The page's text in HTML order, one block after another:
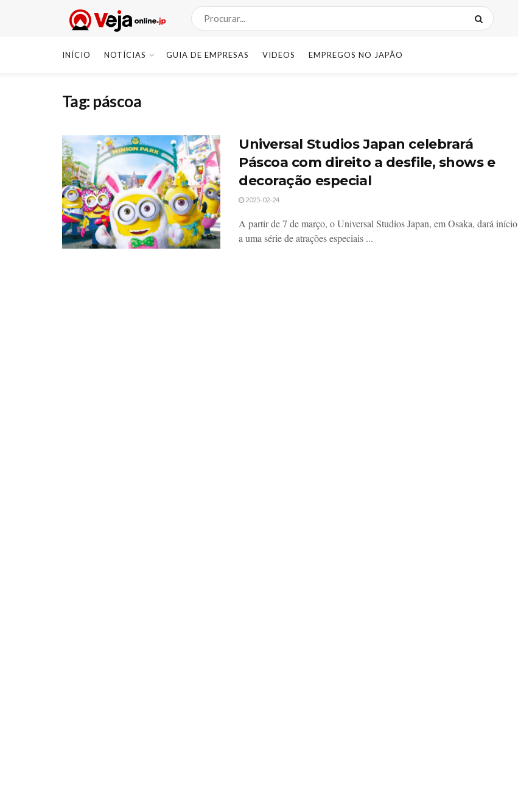
INÍCIO NOTÍCIAS GUIA DE EMPRESAS VIDEOS EMPREGOS NO JAPÃO
Tag: páscoa
Universal Studios Japan celebrará
Páscoa com direito a desfile, shows e
decoração especial
2025-02-24
A partir de 7 de março, o Universal Studios Japan, em Osaka, dará início
a uma série de atrações especiais ...